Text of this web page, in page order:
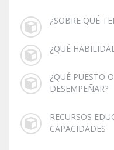
¿SOBRE QUÉ
¿QUÉ
¿QUÉ PUESTO
DESEMPEÑAR?
RECURSOS
CAPACIDADES